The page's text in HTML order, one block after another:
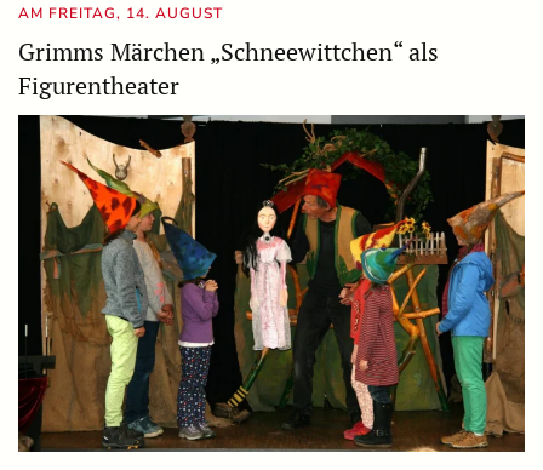
AM FREITAG, 14. AUGUST
Grimms Märchen „Schneewittchen“ als
Figurentheater